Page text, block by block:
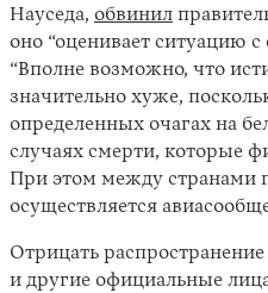
Науседа, обвинил
оно “оценивает ситуацию с
“Вполне возможно, что
значительно хуже,
определенных очагах на
случаях смерти, которые
При этом между странами
осуществляется
Отрицать
и другие официальные